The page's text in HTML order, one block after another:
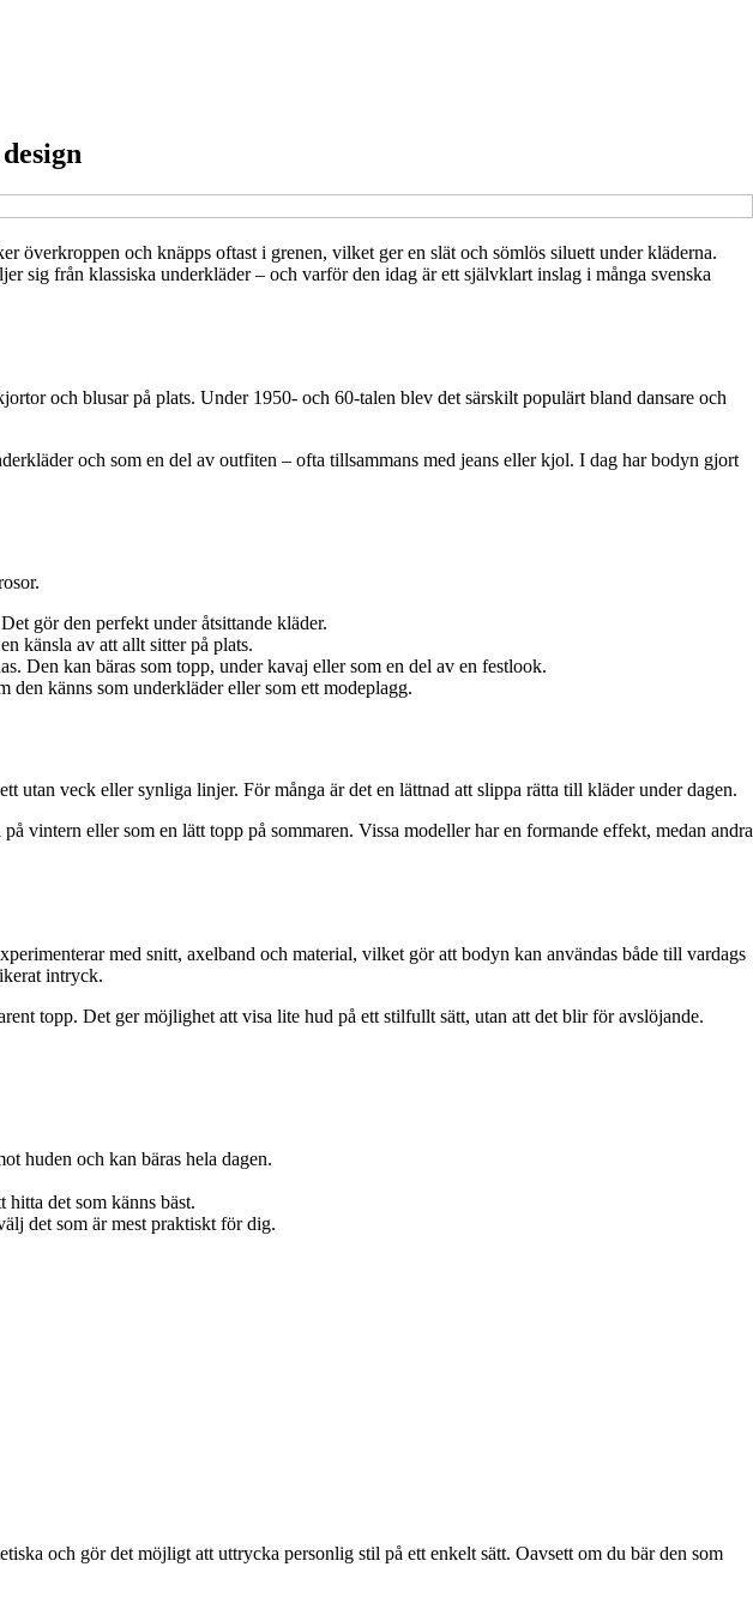
överkroppen och knäpps oftast i grenen, vilket ger en slät och sömlös siluett under kläderna.
sig från klassiska underkläder – och varför den idag är ett självklart inslag i många svenska
och blusar på plats. Under 1950- och 60-talen blev det särskilt populärt bland dansare och
och som en del av outfiten – ofta tillsammans med jeans eller kjol. I dag har bodyn gjort
gör den perfekt under åtsittande kläder.
känsla av att allt sitter på plats.
Den kan bäras som topp, under kavaj eller som en del av en festlook.
känns som underkläder eller som ett modeplagg.
utan veck eller synliga linjer. För många är det en lättnad att slippa rätta till kläder under dagen.
vintern eller som en lätt topp på sommaren. Vissa modeller har en formande effekt, medan andra
med snitt, axelband och material, vilket gör att bodyn kan användas både till vardags
intryck.
topp. Det ger möjlighet att visa lite hud på ett stilfullt sätt, utan att det blir för avslöjande.
huden och kan bäras hela dagen.
det som känns bäst.
det som är mest praktiskt för dig.
och gör det möjligt att uttrycka personlig stil på ett enkelt sätt. Oavsett om du bär den som